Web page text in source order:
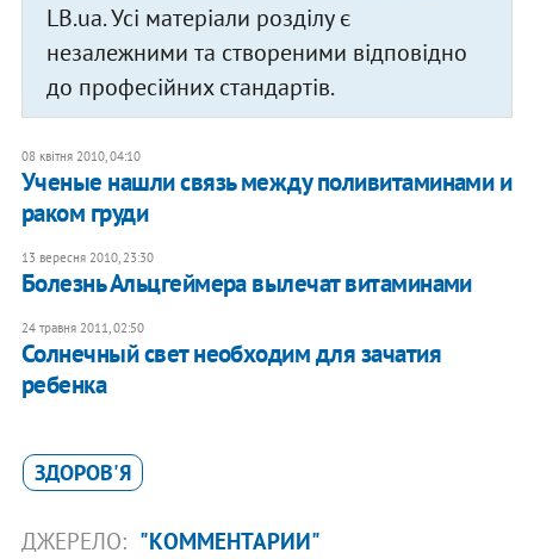
LB.ua. Усі матеріали розділу є
незалежними та створеними відповідно
до професійних стандартів.
08 квітня 2010, 04:10
Ученые нашли связь между поливитаминами и
раком груди
13 вересня 2010, 23:30
Болезнь Альцгеймера вылечат витаминами
24 травня 2011, 02:50
Солнечный свет необходим для зачатия
ребенка
ЗДОРОВ'Я
ДЖЕРЕЛО: "КОММЕНТАРИИ"